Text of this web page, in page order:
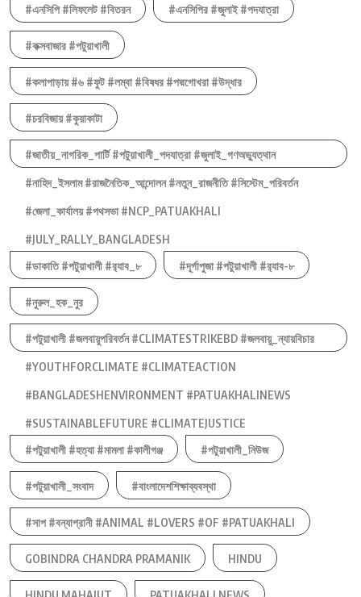
#এনসিপি #লিফলেট #বিতরন #এনসিপির #জুলাই #পদযাত্রা
#কক্সবাজার #পটুয়াখালী
#কলাপাড়ায় #৬ #ফুট #লম্বা #বিষধর #পদ্মগোখরা #উদ্ধার
#চরবিজায় #কুয়াকাটা
#জাতীয়_নাগরিক_পার্টি #পটুয়াখালী_পদযাত্রা #জুলাই_গণঅভ্যুত্থান
#নাহিদ_ইসলাম #রাজনৈতিক_আন্দোলন #নতুন_রাজনীতি #সিস্টেম_পরিবর্তন
#জেলা_কার্যালয় #পথসভা #NCP_PATUAKHALI
#JULY_RALLY_BANGLADESH
#ডাকাতি #পটুয়াখালী #র‍্যাব_৮
#দূর্গাপুজা #পটুয়াখালী #র‍্যাব-৮
#নুরুল_হক_নুর
#পটুয়াখালী #জলবায়ুপরিবর্তন #CLIMATESTRIKEBD #জলবায়ু_ন্যায়বিচার
#YOUTHFORCLIMATE #CLIMATEACTION
#BANGLADESHENVIRONMENT #PATUAKHALINEWS
#SUSTAINABLEFUTURE #CLIMATEJUSTICE
#পটুয়াখালী #হত্যা #মামলা #কালীগঞ্জ
#পটুয়াখালী_নিউজ
#পটুয়াখালী_সংবাদ #বাংলাদেশশিক্ষাব্যবস্থা
#সাপ #বন্যাপ্রানী #ANIMAL #LOVERS #OF #PATUAKHALI
GOBINDRA CHANDRA PRAMANIK HINDU